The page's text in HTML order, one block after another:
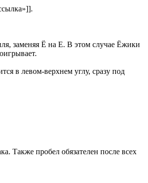
заменяя Ё на Е. В этом случае Ёжики
в левом-верхнем углу, сразу под
Также пробел обязателен после всех